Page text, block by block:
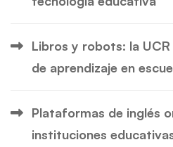
Libros y robots: la
de aprendizaje en
Plataformas de inglés
instituciones